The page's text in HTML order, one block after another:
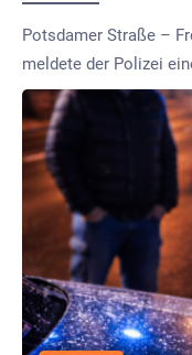
Potsdamer Straße –
meldete der Polizei